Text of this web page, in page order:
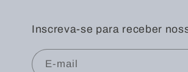
Inscreva-se para receber
E-mail